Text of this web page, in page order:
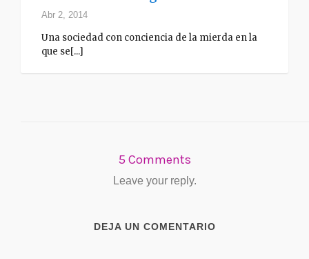
Abr 2, 2014
Una sociedad con conciencia de la mierda en la
que se[...]
5 Comments
Leave your reply.
DEJA UN COMENTARIO